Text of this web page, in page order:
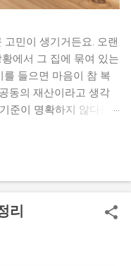
민이 생기거든요. 오랜
에서 그 집에 묶여 있는
들으면 마음이 참 복
동의 재산이라고 생각
준이 명확하지 않다는
던 질문 중 하나가 바로
장 내 통장에 들어오지
울함을 토로하는 분들
잡한 법리와 판례를 최
면 전세보증금은 단순
리